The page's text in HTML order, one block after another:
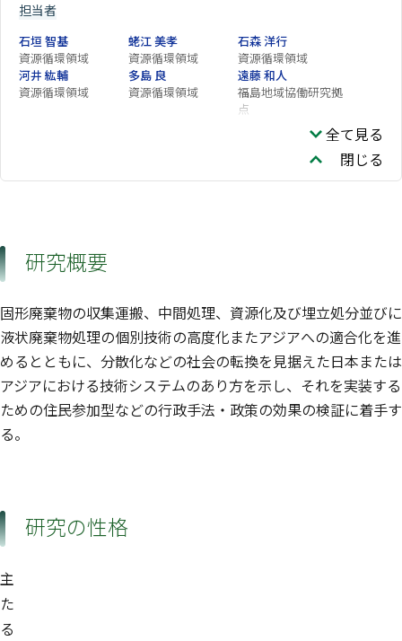
担当者
石垣 智基
資源循環領域
蛯江 美孝
資源循環領域
石森 洋行
資源循環領域
河井 紘輔
資源循環領域
多島 良
資源循環領域
遠藤 和人
福島地域協働研究拠
点
全て見る
閉じる
研究概要
固形廃棄物の収集運搬、中間処理、資源化及び埋立処分並びに
液状廃棄物処理の個別技術の高度化またアジアへの適合化を進
めるとともに、分散化などの社会の転換を見据えた日本または
アジアにおける技術システムのあり方を示し、それを実装する
ための住民参加型などの行政手法・政策の効果の検証に着手す
る。
研究の性格
主
た
る